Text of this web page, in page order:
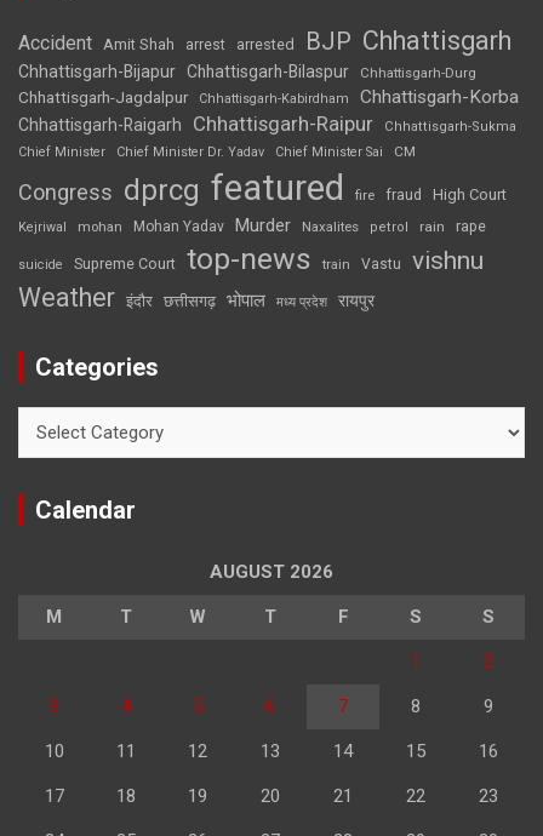
Accident Amit Shah arrest arrested BJP Chhattisgarh
Chhattisgarh-Bijapur Chhattisgarh-Bilaspur Chhattisgarh-Durg
Chhattisgarh-Jagdalpur Chhattisgarh-Kabirdham Chhattisgarh-Korba
Chhattisgarh-Raigarh Chhattisgarh-Raipur
Chhattisgarh-Sukma
Chief Minister
Chief Minister Dr. Yadav Chief Minister Sai CM
Congress dprcg featured fire fraud High Court
Kejriwal mohan Mohan Yadav Murder Naxalites petrol rain rape
suicide Supreme Court top-news train Vastu vishnu
Weather इंदौर छत्तीसगढ़ भोपाल मध्य प्रदेश रायपुर
Categories
Calendar
AUGUST 2026
M T W T F S S
1 2
3 4 5 6 7 8 9
10 11 12 13 14 15 16
17 18 19 20 21 22 23